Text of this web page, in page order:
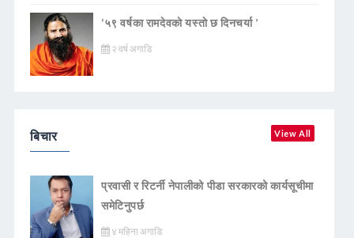
‘५९ वर्षका रामदेवकाे यस्ताे छ दिनचर्या ’
२ वर्ष अगाडि
बिचार View All
प्रवासी र रिटर्नी नेपालीको पीडा सरकारको कार्यसूचीमा
समेटिनुपर्छ
४ महिना अगाडि